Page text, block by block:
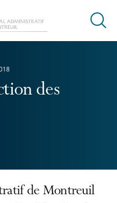
Ouvrir
des
de Montreuil